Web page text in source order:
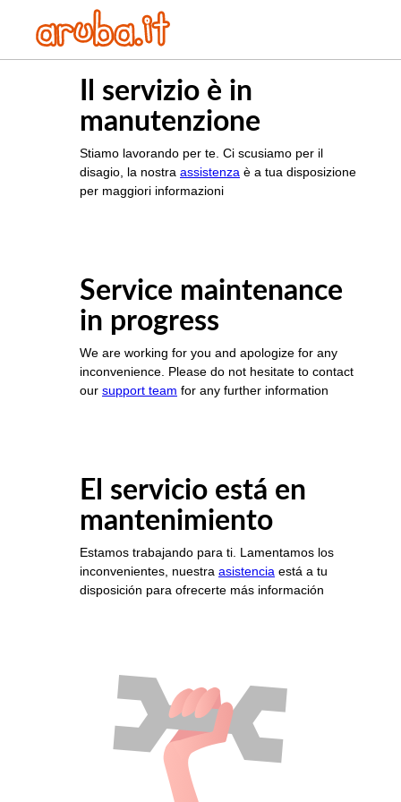
Il servizio è in
manutenzione
Stiamo lavorando per te. Ci scusiamo per il
disagio, la nostra assistenza è a tua disposizione
per maggiori informazioni
Service maintenance
in progress
We are working for you and apologize for any
inconvenience. Please do not hesitate to contact
our support team for any further information
El servicio está en
mantenimiento
Estamos trabajando para ti. Lamentamos los
inconvenientes, nuestra asistencia está a tu
disposición para ofrecerte más información